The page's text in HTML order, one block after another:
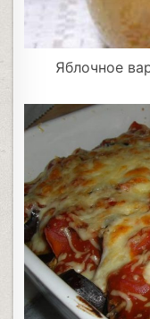
Яблочное